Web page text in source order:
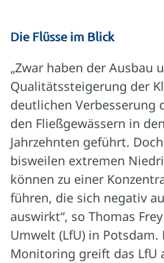
Die Flüsse im Blick
„Zwar haben der Ausbau
Qualitätssteigerung der
deutlichen Verbesserung
den Fließgewässern in
Jahrzehnten geführt.
bisweilen extremen
können zu einer
führen, die sich negativ
auswirkt“, so Thomas
Umwelt (LfU) in Potsdam.
Monitoring greift das LfU